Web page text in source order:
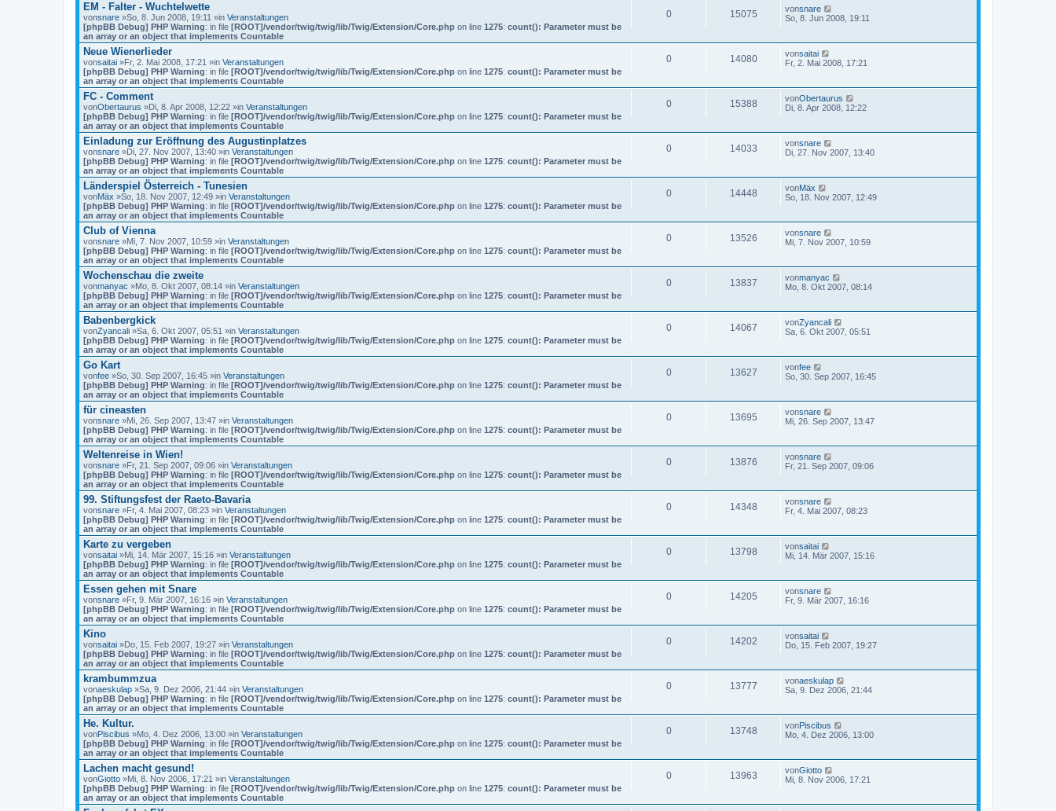
EM - Falter - Wuchtelwette
vonsnare »So, 8. Jun 2008, 19:11 »in Veranstaltungen
[phpBB Debug] PHP Warning: in file [ROOT]/vendor/twig/twig/lib/Twig/Extension/Core.php on line 1275: count(): Parameter must be
an array or an object that implements Countable
0 15075 vonsnare
So, 8. Jun 2008, 19:11
Neue Wienerlieder
vonsaitai »Fr, 2. Mai 2008, 17:21 »in Veranstaltungen
[phpBB Debug] PHP Warning: in file [ROOT]/vendor/twig/twig/lib/Twig/Extension/Core.php on line 1275: count(): Parameter must be
an array or an object that implements Countable
0 14080 vonsaitai
Fr, 2. Mai 2008, 17:21
FC - Comment
vonObertaurus »Di, 8. Apr 2008, 12:22 »in Veranstaltungen
[phpBB Debug] PHP Warning: in file [ROOT]/vendor/twig/twig/lib/Twig/Extension/Core.php on line 1275: count(): Parameter must be
an array or an object that implements Countable
0 15388 vonObertaurus
Di, 8. Apr 2008, 12:22
Einladung zur Eröffnung des Augustinplatzes
vonsnare »Di, 27. Nov 2007, 13:40 »in Veranstaltungen
[phpBB Debug] PHP Warning: in file [ROOT]/vendor/twig/twig/lib/Twig/Extension/Core.php on line 1275: count(): Parameter must be
an array or an object that implements Countable
0 14033 vonsnare
Di, 27. Nov 2007, 13:40
Länderspiel Österreich - Tunesien
vonMäx »So, 18. Nov 2007, 12:49 »in Veranstaltungen
[phpBB Debug] PHP Warning: in file [ROOT]/vendor/twig/twig/lib/Twig/Extension/Core.php on line 1275: count(): Parameter must be
an array or an object that implements Countable
0 14448 vonMäx
So, 18. Nov 2007, 12:49
Club of Vienna
vonsnare »Mi, 7. Nov 2007, 10:59 »in Veranstaltungen
[phpBB Debug] PHP Warning: in file [ROOT]/vendor/twig/twig/lib/Twig/Extension/Core.php on line 1275: count(): Parameter must be
an array or an object that implements Countable
0 13526 vonsnare
Mi, 7. Nov 2007, 10:59
Wochenschau die zweite
vonmanyac »Mo, 8. Okt 2007, 08:14 »in Veranstaltungen
[phpBB Debug] PHP Warning: in file [ROOT]/vendor/twig/twig/lib/Twig/Extension/Core.php on line 1275: count(): Parameter must be
an array or an object that implements Countable
0 13837 vonmanyac
Mo, 8. Okt 2007, 08:14
Babenbergkick
vonZyancali »Sa, 6. Okt 2007, 05:51 »in Veranstaltungen
[phpBB Debug] PHP Warning: in file [ROOT]/vendor/twig/twig/lib/Twig/Extension/Core.php on line 1275: count(): Parameter must be
an array or an object that implements Countable
0 14067 vonZyancali
Sa, 6. Okt 2007, 05:51
Go Kart
vonfee »So, 30. Sep 2007, 16:45 »in Veranstaltungen
[phpBB Debug] PHP Warning: in file [ROOT]/vendor/twig/twig/lib/Twig/Extension/Core.php on line 1275: count(): Parameter must be
an array or an object that implements Countable
0 13627 vonfee
So, 30. Sep 2007, 16:45
für cineasten
vonsnare »Mi, 26. Sep 2007, 13:47 »in Veranstaltungen
[phpBB Debug] PHP Warning: in file [ROOT]/vendor/twig/twig/lib/Twig/Extension/Core.php on line 1275: count(): Parameter must be
an array or an object that implements Countable
0 13695 vonsnare
Mi, 26. Sep 2007, 13:47
Weltenreise in Wien!
vonsnare »Fr, 21. Sep 2007, 09:06 »in Veranstaltungen
[phpBB Debug] PHP Warning: in file [ROOT]/vendor/twig/twig/lib/Twig/Extension/Core.php on line 1275: count(): Parameter must be
an array or an object that implements Countable
0 13876 vonsnare
Fr, 21. Sep 2007, 09:06
99. Stiftungsfest der Raeto-Bavaria
vonsnare »Fr, 4. Mai 2007, 08:23 »in Veranstaltungen
[phpBB Debug] PHP Warning: in file [ROOT]/vendor/twig/twig/lib/Twig/Extension/Core.php on line 1275: count(): Parameter must be
an array or an object that implements Countable
0 14348 vonsnare
Fr, 4. Mai 2007, 08:23
Karte zu vergeben
vonsaitai »Mi, 14. Mär 2007, 15:16 »in Veranstaltungen
[phpBB Debug] PHP Warning: in file [ROOT]/vendor/twig/twig/lib/Twig/Extension/Core.php on line 1275: count(): Parameter must be
an array or an object that implements Countable
0 13798 vonsaitai
Mi, 14. Mär 2007, 15:16
Essen gehen mit Snare
vonsnare »Fr, 9. Mär 2007, 16:16 »in Veranstaltungen
[phpBB Debug] PHP Warning: in file [ROOT]/vendor/twig/twig/lib/Twig/Extension/Core.php on line 1275: count(): Parameter must be
an array or an object that implements Countable
0 14205 vonsnare
Fr, 9. Mär 2007, 16:16
Kino
vonsaitai »Do, 15. Feb 2007, 19:27 »in Veranstaltungen
[phpBB Debug] PHP Warning: in file [ROOT]/vendor/twig/twig/lib/Twig/Extension/Core.php on line 1275: count(): Parameter must be
an array or an object that implements Countable
0 14202 vonsaitai
Do, 15. Feb 2007, 19:27
krambummzua
vonaeskulap »Sa, 9. Dez 2006, 21:44 »in Veranstaltungen
[phpBB Debug] PHP Warning: in file [ROOT]/vendor/twig/twig/lib/Twig/Extension/Core.php on line 1275: count(): Parameter must be
an array or an object that implements Countable
0 13777 vonaeskulap
Sa, 9. Dez 2006, 21:44
He. Kultur.
vonPiscibus »Mo, 4. Dez 2006, 13:00 »in Veranstaltungen
[phpBB Debug] PHP Warning: in file [ROOT]/vendor/twig/twig/lib/Twig/Extension/Core.php on line 1275: count(): Parameter must be
an array or an object that implements Countable
0 13748 vonPiscibus
Mo, 4. Dez 2006, 13:00
Lachen macht gesund!
vonGiotto »Mi, 8. Nov 2006, 17:21 »in Veranstaltungen
[phpBB Debug] PHP Warning: in file [ROOT]/vendor/twig/twig/lib/Twig/Extension/Core.php on line 1275: count(): Parameter must be
an array or an object that implements Countable
0 13963 vonGiotto
Mi, 8. Nov 2006, 17:21